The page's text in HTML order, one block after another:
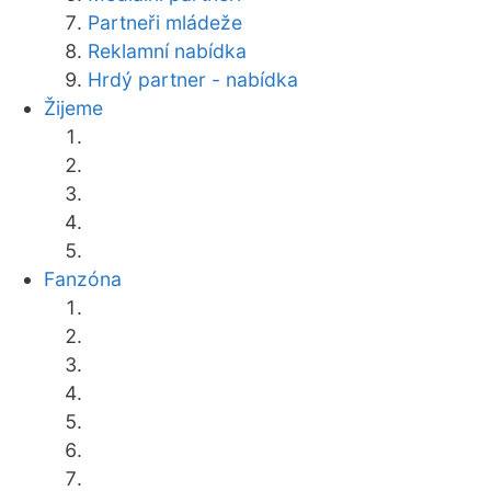
Partneři mládeže
Reklamní nabídka
Hrdý partner - nabídka
Žijeme
Fanzóna